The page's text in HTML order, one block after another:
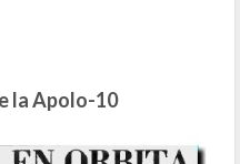
la Apolo-10